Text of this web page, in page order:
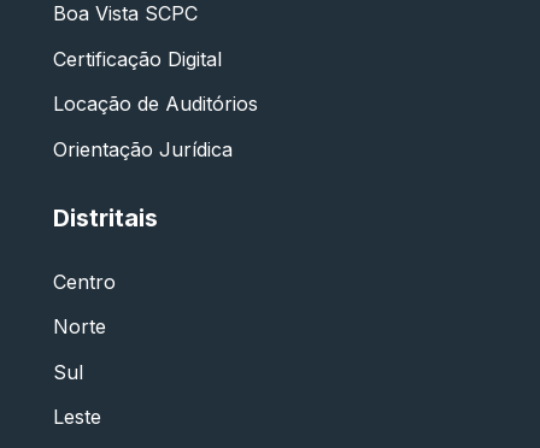
Boa Vista SCPC
Certificação Digital
Locação de Auditórios
Orientação Jurídica
Distritais
Centro
Norte
Sul
Leste